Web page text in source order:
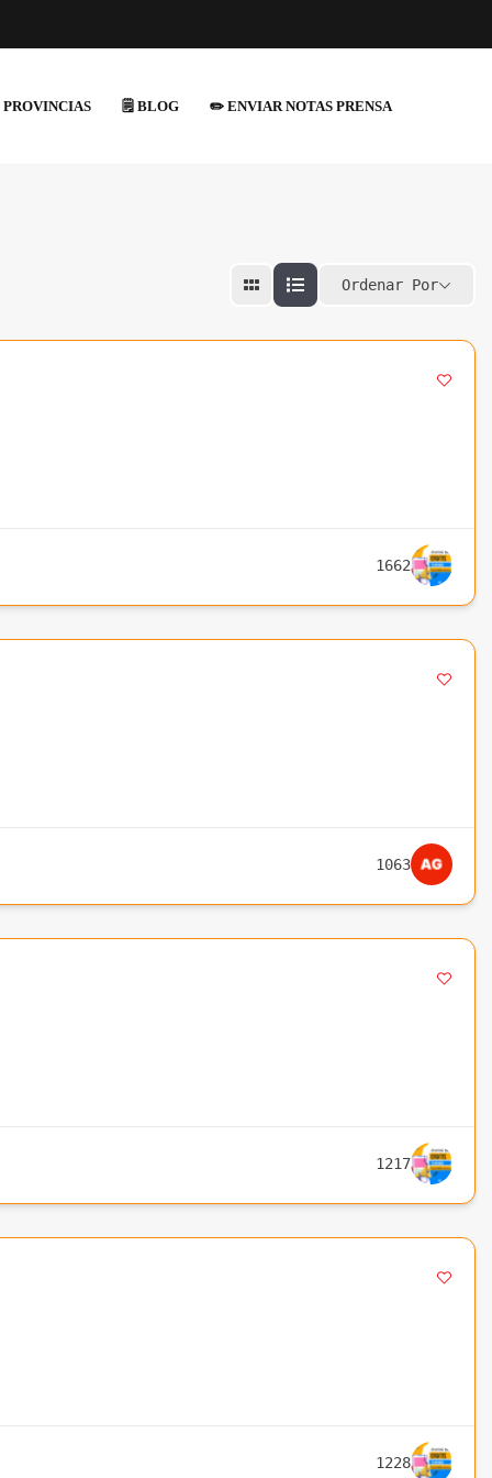
PROVINCIAS 🗒️ BLOG ✏️ ENVIAR NOTAS PRENSA
Ordenar Por
1662
1063
1217
1228